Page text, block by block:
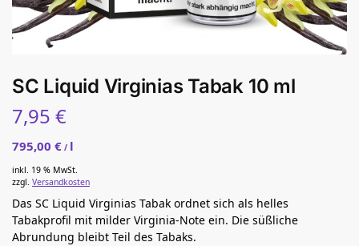
SC Liquid Virginias Tabak 10 ml
7,95 €
795,00 € / l
inkl. 19 % MwSt.
zzgl. Versandkosten
Das SC Liquid Virginias Tabak ordnet sich als helles
Tabakprofil mit milder Virginia-Note ein. Die süßliche
Abrundung bleibt Teil des Tabaks.